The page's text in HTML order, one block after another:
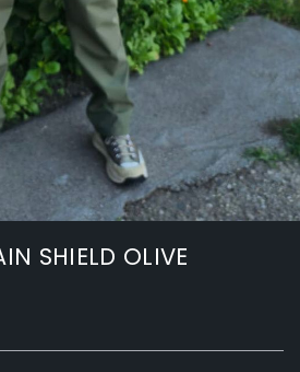
SHIELD OLIVE